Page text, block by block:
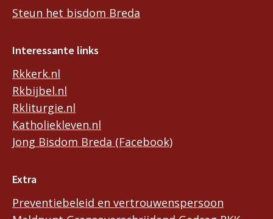
Steun het bisdom Breda
Interessante links
Rkkerk.nl
Rkbijbel.nl
Rkliturgie.nl
Katholiekleven.nl
Jong Bisdom Breda (Facebook)
Extra
Preventiebeleid en vertrouwenspersoon